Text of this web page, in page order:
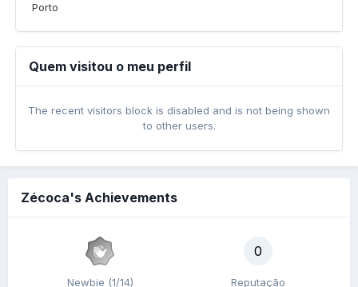
Porto
Quem visitou o meu perfil
The recent visitors block is disabled and is not being shown
to other users.
Zécoca's Achievements
Newbie (1/14)
0
Reputação